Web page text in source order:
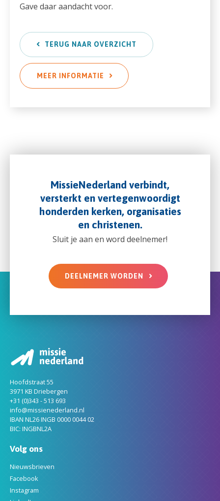
Gave daar aandacht voor.
TERUG NAAR OVERZICHT
MEER INFORMATIE
MissieNederland verbindt,
versterkt en vertegenwoordigt
honderden kerken, organisaties
en christenen.
Sluit je aan en word deelnemer!
DEELNEMER WORDEN
Hoofdstraat 55
3971 KB Driebergen
+31 (0)343 - 513 693
info@missienederland.nl
IBAN NL26 INGB 0000 0044 02
BIC: INGBNL2A
Volg ons
Nieuwsbrieven
Facebook
Instagram